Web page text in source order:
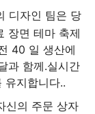
디자인 팀은 당
장면 테마 축제
40 일 생산에
과 함께.실시간
유지합니다..
신의 주문 상자